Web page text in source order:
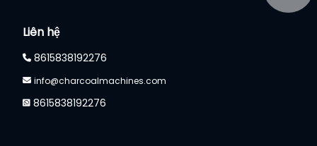
Liên hệ
8615838192276
info@charcoalmachines.com
8615838192276